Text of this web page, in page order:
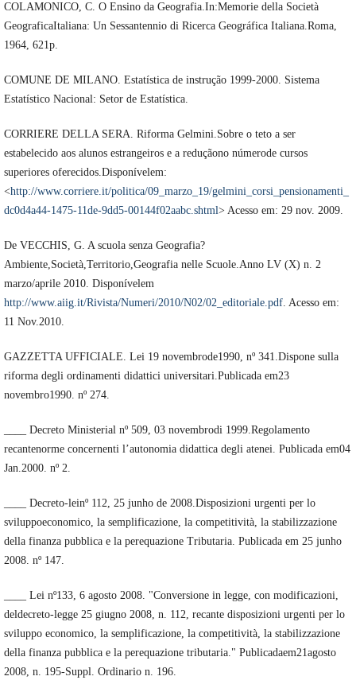
COLAMONICO, C. O Ensino da Geografia.In:Memorie della Società
GeograficaItaliana: Un Sessantennio di Ricerca Geográfica Italiana.Roma,
1964, 621p.
COMUNE DE MILANO. Estatística de instrução 1999-2000. Sistema
Estatístico Nacional: Setor de Estatística.
CORRIERE DELLA SERA. Riforma Gelmini.Sobre o teto a ser
estabelecido aos alunos estrangeiros e a reduçãono númerode cursos
superiores oferecidos.Disponívelem:
<http://www.corriere.it/politica/09_marzo_19/gelmini_corsi_pensionamenti_
dc0d4a44-1475-11de-9dd5-00144f02aabc.shtml> Acesso em: 29 nov. 2009.
De VECCHIS, G. A scuola senza Geografia?
Ambiente,Società,Territorio,Geografia nelle Scuole.Anno LV (X) n. 2
marzo/aprile 2010. Disponívelem
http://www.aiig.it/Rivista/Numeri/2010/N02/02_editoriale.pdf. Acesso em:
11 Nov.2010.
GAZZETTA UFFICIALE. Lei 19 novembrode1990, nº 341.Dispone sulla
riforma degli ordinamenti didattici universitari.Publicada em23
novembro1990. nº 274.
____ Decreto Ministerial nº 509, 03 novembrodi 1999.Regolamento
recantenorme concernenti l’autonomia didattica degli atenei. Publicada em04
Jan.2000. nº 2.
____ Decreto-leinº 112, 25 junho de 2008.Disposizioni urgenti per lo
sviluppoeconomico, la semplificazione, la competitività, la stabilizzazione
della finanza pubblica e la perequazione Tributaria. Publicada em 25 junho
2008. nº 147.
____ Lei nº133, 6 agosto 2008. "Conversione in legge, con modificazioni,
deldecreto-legge 25 giugno 2008, n. 112, recante disposizioni urgenti per lo
sviluppo economico, la semplificazione, la competitività, la stabilizzazione
della finanza pubblica e la perequazione tributaria." Publicadaem21agosto
2008, n. 195-Suppl. Ordinario n. 196.